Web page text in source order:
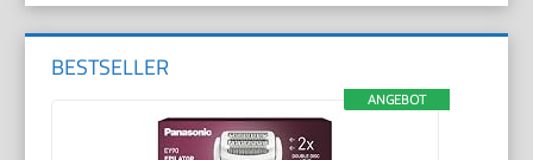
BESTSELLER
ANGEBOT